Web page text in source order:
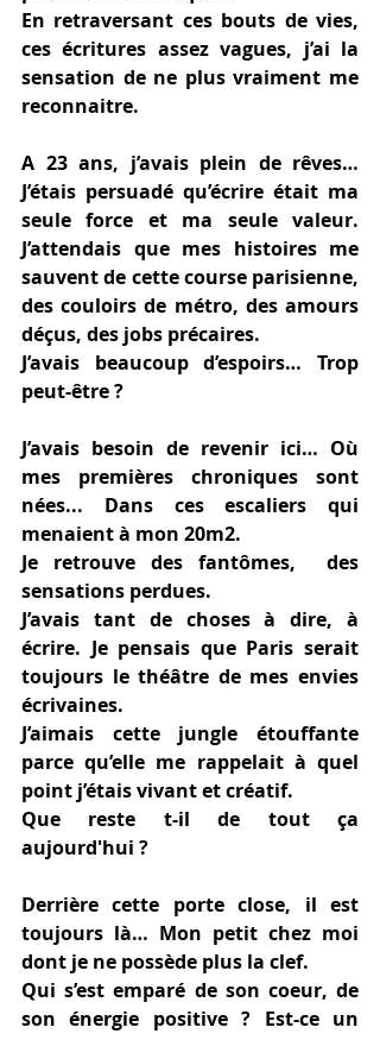
En retraversant ces bouts de vies,
ces écritures assez vagues, j’ai la
sensation de ne plus vraiment me
reconnaitre.
A 23 ans, j’avais plein de rêves…
J’étais persuadé qu’écrire était ma
seule force et ma seule valeur.
J’attendais que mes histoires me
sauvent de cette course parisienne,
des couloirs de métro, des amours
déçus, des jobs précaires.
J’avais beaucoup d’espoirs… Trop
peut-être ?
J’avais besoin de revenir ici… Où
mes premières chroniques sont
nées... Dans ces escaliers qui
menaient à mon 20m2.
Je retrouve des fantômes,  des
sensations perdues.
J’avais tant de choses à dire, à
écrire. Je pensais que Paris serait
toujours le théâtre de mes envies
écrivaines.
J’aimais cette jungle étouffante
parce qu’elle me rappelait à quel
point j’étais vivant et créatif.
Que reste t-il de tout ça
aujourd'hui ?
Derrière cette porte close, il est
toujours là… Mon petit chez moi
dont je ne possède plus la clef.
Qui s’est emparé de son coeur, de
son énergie positive ? Est-ce un